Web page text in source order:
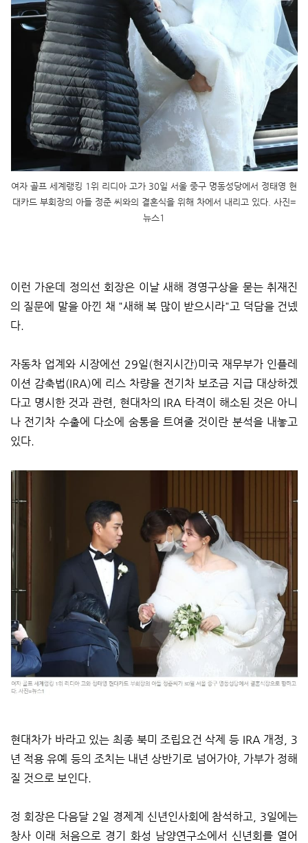
여자 골프 세계랭킹 1위 리디아 고가 30일 서울 중구 명동성당에서 정태영 현
대카드 부회장의 아들 정준 씨와의 결혼식을 위해 차에서 내리고 있다. 사진=
뉴스1
이런 가운데 정의선 회장은 이날 새해 경영구상을 묻는 취재진
의 질문에 말을 아낀 채 "새해 복 많이 받으시라"고 덕담을 건넸
다.
자동차 업계와 시장에선 29일(현지시간)미국 재무부가 인플레
이션 감축법(IRA)에 리스 차량을 전기차 보조금 지급 대상하겠
다고 명시한 것과 관련, 현대차의 IRA 타격이 해소된 것은 아니
나 전기차 수출에 다소에 숨통을 트여줄 것이란 분석을 내놓고
있다.
현대차가 바라고 있는 최종 북미 조립요건 삭제 등 IRA 개정, 3
년 적용 유예 등의 조치는 내년 상반기로 넘어가야, 가부가 정해
질 것으로 보인다.
정 회장은 다음달 2일 경제계 신년인사회에 참석하고, 3일에는
창사 이래 처음으로 경기 화성 남양연구소에서 신년회를 열어